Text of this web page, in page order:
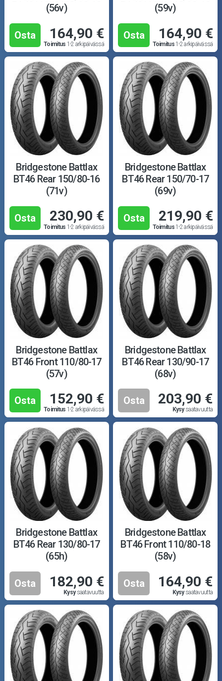
(56v)
Osta 164,90 €
Toimitus 1-2 arkipäivässä
(59v)
Osta 164,90 €
Toimitus1-2 arkipäivässä
Bridgestone Battlax
BT46 Rear 150/80-16
(71v)
Osta 230,90 €
Toimitus 1-2 arkipäivässä
Bridgestone Battlax
BT46 Rear 150/70-17
(69v)
Osta 219,90 €
Toimitus1-2 arkipäivässä
Bridgestone Battlax
BT46 Front 110/80-17
(57v)
Osta 152,90 €
Toimitus 1-2 arkipäivässä
Bridgestone Battlax
BT46 Rear 130/90-17
(68v)
Osta 203,90 €
Kysysaatavuutta
Bridgestone Battlax
BT46 Rear 130/80-17
(65h)
Osta 182,90 €
Kysysaatavuutta
Bridgestone Battlax
BT46 Front 110/80-18
(58v)
Osta 164,90 €
Kysysaatavuutta